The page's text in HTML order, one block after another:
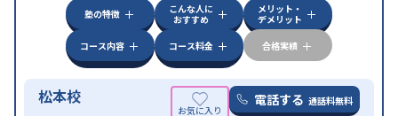
塾の特徴
こんな人に
おすすめ
メリット・
デメリット
コース内容
コース料金 合格実績
松本校 電話する 通話料無料